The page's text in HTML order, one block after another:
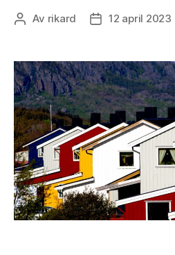
Inläggsförfattare
Av rikard Inläggsdatum
12 april 2023